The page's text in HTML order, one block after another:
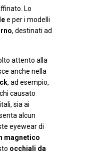
Lo
e per i modelli
, destinati ad
attento alla
anche nella
, ad esempio,
causato
sia ai
alcun
eyewear di
magnetico
occhiali da